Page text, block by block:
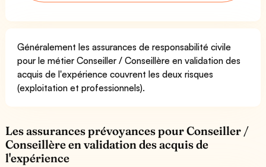
Généralement les assurances de responsabilité civile
pour le métier Conseiller / Conseillère en validation des
acquis de l'expérience couvrent les deux risques
(exploitation et professionnels).
Les assurances prévoyances pour Conseiller /
Conseillère en validation des acquis de
l'expérience